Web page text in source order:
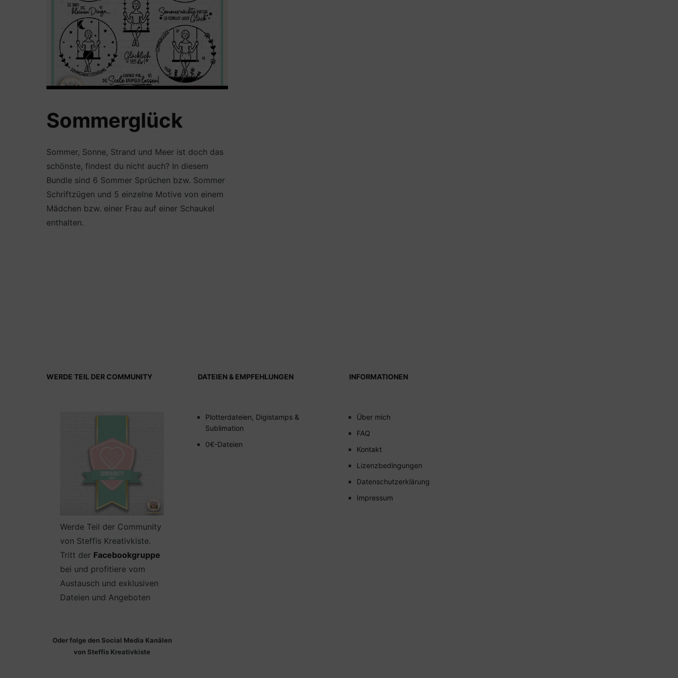
Sommerglück
Sommer, Sonne, Strand und Meer ist doch das
schönste, findest du nicht auch? In diesem
Bundle sind 6 Sommer Sprüchen bzw. Sommer
Schriftzügen und 5 einzelne Motive von einem
Mädchen bzw. einer Frau auf einer Schaukel
enthalten.
WERDE TEIL DER COMMUNITY
Werde Teil der Community
von Steffis Kreativkiste.
Tritt der Facebookgruppe
bei und profitiere vom
Austausch und exklusiven
Dateien und Angeboten
Oder folge den Social Media Kanälen
von Steffis Kreativkiste
DATEIEN & EMPFEHLUNGEN
Plotterdateien, Digistamps &
Sublimation
0€-Dateien
INFORMATIONEN
Über mich
FAQ
Kontakt
Lizenzbedingungen
Datenschutzerklärung
Impressum